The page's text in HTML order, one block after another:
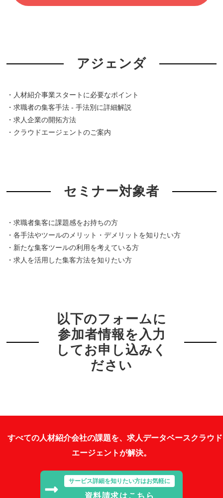
アジェンダ
・人材紹介事業スタートに必要なポイント
・求職者の集客手法 - 手法別に詳細解説
・求人企業の開拓方法
・クラウドエージェントのご案内
セミナー対象者
・求職者集客に課題感をお持ちの方
・各手法やツールのメリット・デメリットを知りたい方
・新たな集客ツールの利用を考えている方
・求人を活用した集客方法を知りたい方
以下のフォームに
参加者情報を入力
してお申し込みく
ださい
すべての人材紹介会社の課題を、求人データベースクラウド
エージェントが解決。
サービス詳細を知りたい方はお気軽に
資料請求はこちら